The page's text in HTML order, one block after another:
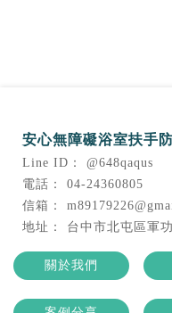
@648qaqus
04-24360805
台中市北屯區軍
關於我們